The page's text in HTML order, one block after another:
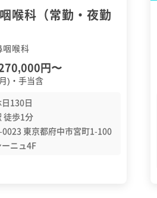
喉科（常勤・夜勤
咽喉科
円〜
)・手当含
130日
徒歩1分
0023 東京都府中市宮町1-100
ニュ4F